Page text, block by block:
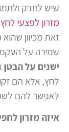
שיש לחבק
מזרון לפצעי לחץ
זאת מכיוון
שמירה על
ישנים על הבטן
לחץ, אלא הם
לאפשר להם
איזה מזרון